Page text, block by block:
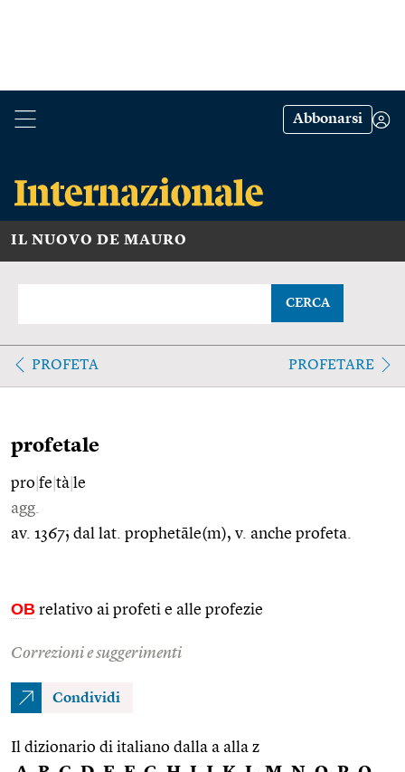
Abbonarsi
IL NUOVO DE MAURO
CERCA
PROFETA PROFETARE
profetale
pro fe tà le
agg.
av. 1367; dal lat. prophetāle(m), v. anche profeta.
OB relativo ai profeti e alle profezie
Correzioni e suggerimenti
Condividi
Il dizionario di italiano dalla a alla z